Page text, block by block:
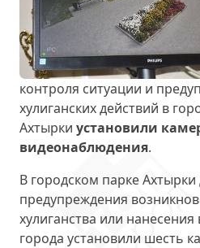
контроля ситуации и
хулиганских действий в
Ахтырки установили
видеонаблюдения.
В городском парке Ахтырки
предупреждения
хулиганства или
города установили шесть